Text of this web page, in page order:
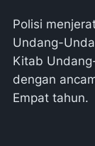
Polisi
Undang-
Kitab
dengan
Empat tahun.